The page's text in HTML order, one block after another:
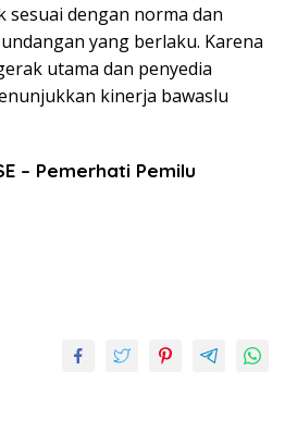
sesuai dengan norma dan
yang berlaku. Karena
utama dan penyedia
kinerja bawaslu
– Pemerhati Pemilu